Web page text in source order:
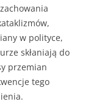
w polityce,
skłaniają do
przemian
tego